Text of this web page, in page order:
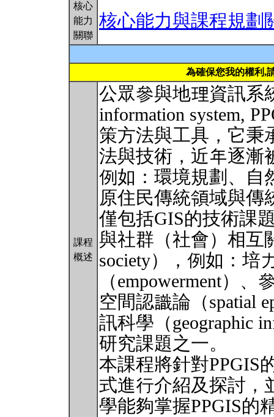
核心
能力
關聯
核心能力與課程規劃
為確保您我的權利,
課程
概述
公眾參與地理資訊系
information system,
策方法與工具，它秉
法與技術，近年逐漸
例如：環境規劃、自
原住民傳統領域與傳
僅包括GIS的技術課
與社群（社會）相互
society），例如：培
（empowerment）、
空間認識論（spatial
訊科學（geographic
研究課題之一。
本課程將針對PPGIS
式進行介紹及探討，
學能夠掌握PPGIS的